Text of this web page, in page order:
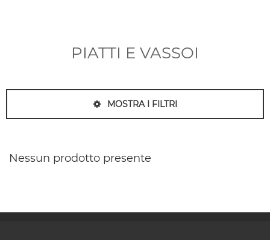
PIATTI E VASSOI
MOSTRA I FILTRI
Nessun prodotto presente